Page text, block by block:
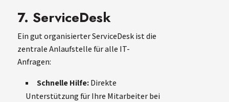
7. ServiceDesk
Ein gut organisierter ServiceDesk ist die
zentrale Anlaufstelle für alle IT-
Anfragen:
Schnelle Hilfe:Direkte
Unterstützung für Ihre Mitarbeiter bei